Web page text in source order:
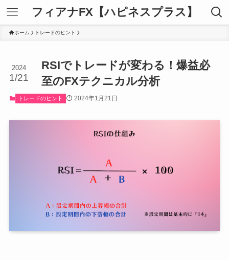
フィアナFX【ハピネスプラス】
ホーム トレードのヒント
RSIでトレードが変わる！爆益必
至のFXテクニカル分析
2024
1/21
トレードのヒント 2024年1月21日